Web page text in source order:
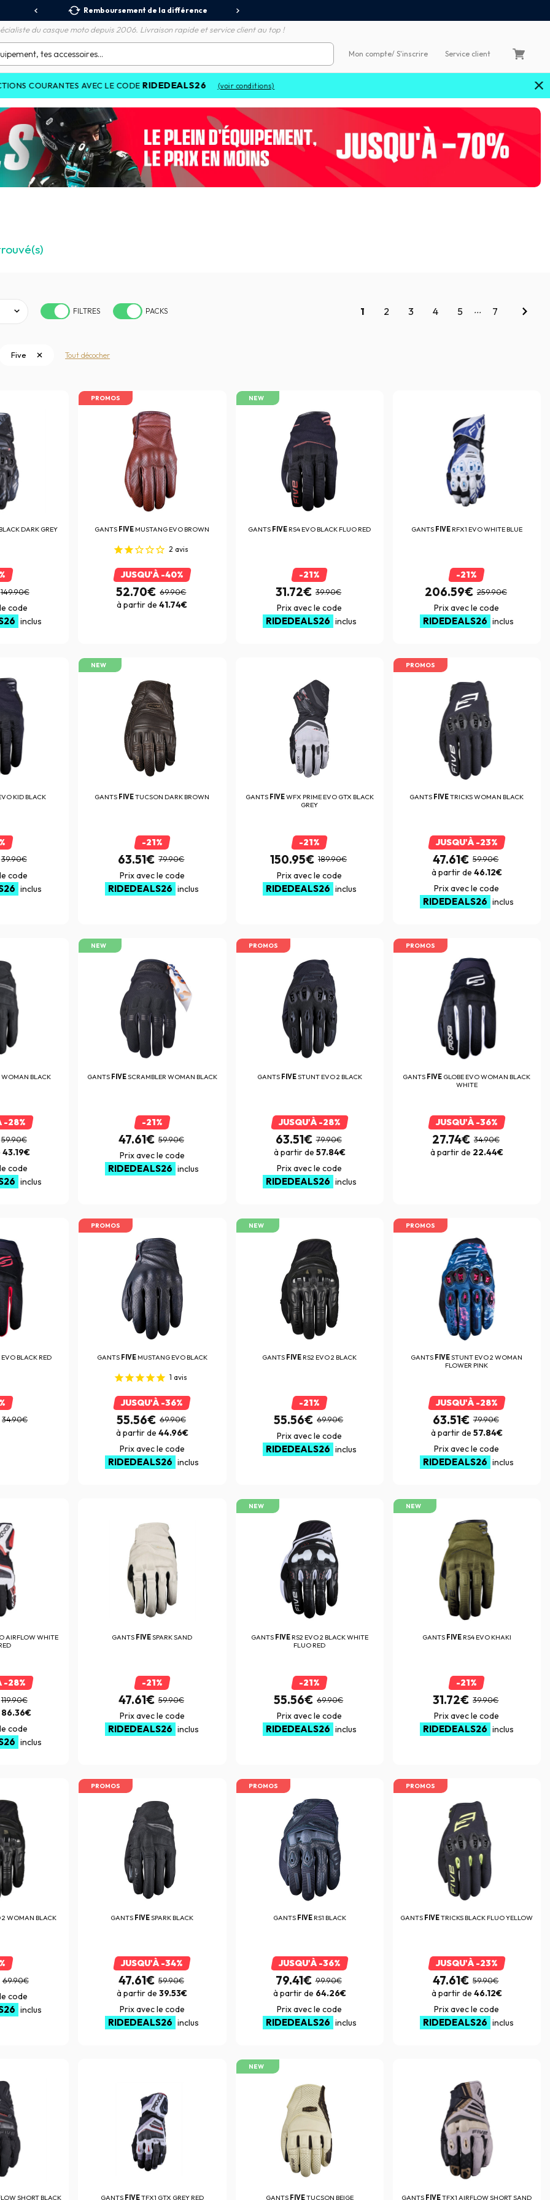
Remboursement de la différence
du casque moto depuis 2006. Livraison rapide et service client au top !
Mon compte/ S'inscrire Service client
AVEC LE CODERIDEDEALS26 (voir conditions)
FILTRES PACKS 1 2 3 4 5 ... 7
Five Tout décocher
DARK GREY
149.90€
code
inclus
PROMOS
GANTS FIVE MUSTANG EVO BROWN
2 avis
JUSQU'À -40%
52.70€ 69.90€
à partir de41.74€
NEW
GANTS FIVE RS4 EVO BLACK FLUO RED
-21%
31.72€ 39.90€
Prix avec le code
RIDEDEALS26 inclus
GANTS FIVE RFX1 EVO WHITE BLUE
-21%
206.59€ 259.90€
Prix avec le code
RIDEDEALS26 inclus
KID BLACK
39.90€
code
inclus
NEW
GANTS FIVETUCSON DARK BROWN
-21%
63.51€ 79.90€
Prix avec le code
RIDEDEALS26 inclus
GANTS FIVEWFX PRIME EVO GTX BLACK
GREY
-21%
150.95€ 189.90€
Prix avec le code
RIDEDEALS26 inclus
PROMOS
GANTS FIVETRICKS WOMAN BLACK
JUSQU'À -23%
47.61€ 59.90€
à partir de 46.12€
Prix avec le code
RIDEDEALS26 inclus
WOMAN BLACK
-28%
59.90€
43.19€
code
inclus
NEW
GANTS FIVESCRAMBLER WOMAN BLACK
-21%
47.61€ 59.90€
Prix avec le code
RIDEDEALS26 inclus
PROMOS
GANTS FIVESTUNT EVO 2 BLACK
JUSQU'À -28%
63.51€ 79.90€
à partir de 57.84€
Prix avec le code
RIDEDEALS26 inclus
PROMOS
GANTS FIVE GLOBE EVO WOMAN BLACK
WHITE
JUSQU'À -36%
27.74€ 34.90€
à partir de 22.44€
EVO BLACK RED
34.90€
PROMOS
GANTS FIVE MUSTANG EVO BLACK
1 avis
JUSQU'À -36%
55.56€ 69.90€
à partir de 44.96€
Prix avec le code
RIDEDEALS26 inclus
NEW
GANTS FIVE RS2 EVO 2 BLACK
-21%
55.56€ 69.90€
Prix avec le code
RIDEDEALS26 inclus
PROMOS
GANTS FIVESTUNT EVO 2 WOMAN
FLOWER PINK
JUSQU'À -28%
63.51€ 79.90€
à partir de 57.84€
Prix avec le code
RIDEDEALS26 inclus
AIRFLOW WHITE
-28%
119.90€
86.36€
code
inclus
GANTS FIVESPARK SAND
-21%
47.61€ 59.90€
Prix avec le code
RIDEDEALS26 inclus
NEW
GANTS FIVE RS2 EVO 2 BLACK WHITE
FLUO RED
-21%
55.56€ 69.90€
Prix avec le code
RIDEDEALS26 inclus
NEW
GANTS FIVE RS4 EVO KHAKI
-21%
31.72€ 39.90€
Prix avec le code
RIDEDEALS26 inclus
2 WOMAN BLACK
69.90€
code
inclus
PROMOS
GANTS FIVESPARK BLACK
JUSQU'À -34%
47.61€ 59.90€
à partir de39.53€
Prix avec le code
RIDEDEALS26 inclus
PROMOS
GANTS FIVE RS1 BLACK
JUSQU'À -36%
79.41€ 99.90€
à partir de 64.26€
Prix avec le code
RIDEDEALS26 inclus
PROMOS
GANTS FIVETRICKS BLACK FLUO YELLOW
JUSQU'À -23%
47.61€ 59.90€
à partir de 46.12€
Prix avec le code
RIDEDEALS26 inclus
SHORT BLACK GANTS FIVETFX1 GTX GREY RED
NEW
GANTS FIVETUCSON BEIGE GANTS FIVETFX1 AIRFLOW SHORT SAND